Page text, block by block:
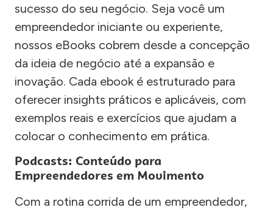
sucesso do seu negócio. Seja você um
empreendedor iniciante ou experiente,
nossos eBooks cobrem desde a concepção
da ideia de negócio até a expansão e
inovação. Cada ebook é estruturado para
oferecer insights práticos e aplicáveis, com
exemplos reais e exercícios que ajudam a
colocar o conhecimento em prática.
Podcasts: Conteúdo para
Empreendedores em Movimento
Com a rotina corrida de um empreendedor,